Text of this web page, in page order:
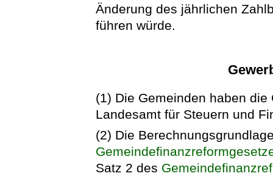
Änderung des jährlichen
führen würde.
(1) Die Gemeinden haben
Landesamt für Steuern und
(2) Die
Satz 2 des